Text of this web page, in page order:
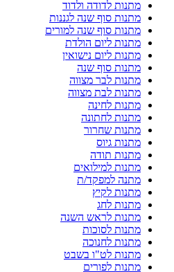
מתנות לדודה ולדוד
מתנות סוף שנה לגננות
מתנות סוף שנה למורים
מתנות ליום הולדת
מתנות ליום נישואין
מתנות סוף שנה
מתנות לבר מצווה
מתנות לבת מצווה
מתנות לחינה
מתנות לחתונה
מתנות שחרור
מתנות גיוס
מתנות תודה
מתנות למילואים
מתנה למפקד/ת
מתנות לקיץ
מתנות לחג
מתנות לראש השנה
מתנות לסוכות
מתנות לחנוכה
מתנות לט"ו בשבט
מתנות לפורים